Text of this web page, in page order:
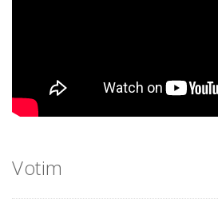
Votim